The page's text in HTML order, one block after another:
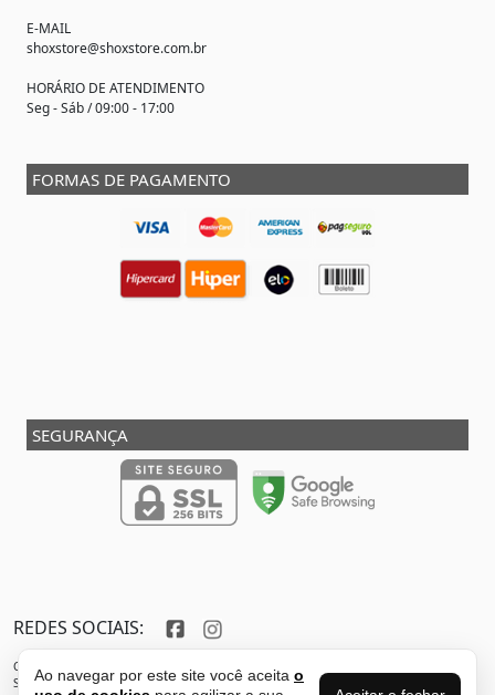
E-MAIL
shoxstore@shoxstore.com.br
HORÁRIO DE ATENDIMENTO
Seg - Sáb / 09:00 - 17:00
FORMAS DE PAGAMENTO
SEGURANÇA
REDES SOCIAIS:
Copyright © 2013 - 2026 - SHOX STORE DO BRASIL - Marca pertencente à VFR SPORTS E
SERVICOS ADMINISTRATIVOS LTDA CNPJ: 32.346.663/0001-59 - Localizada do endereço:
Ao navegar por este site você aceita o